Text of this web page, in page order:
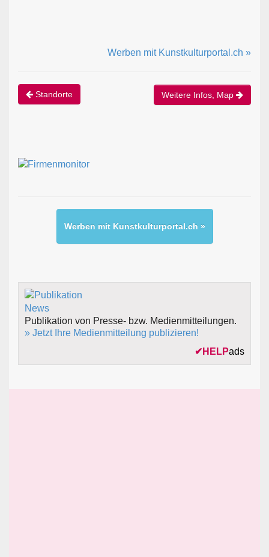
Werben mit Kunstkulturportal.ch »
Standorte Weitere Infos, Map
Werben mit Kunstkulturportal.ch »
Publikation von Presse- bzw. Medienmitteilungen.
» Jetzt Ihre Medienmitteilung publizieren!
✔ HELPads